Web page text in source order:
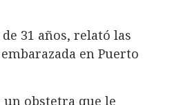
31 años, relató las
en Puerto
obstetra que le